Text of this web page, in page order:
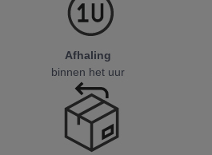
Afhaling
binnen het uur